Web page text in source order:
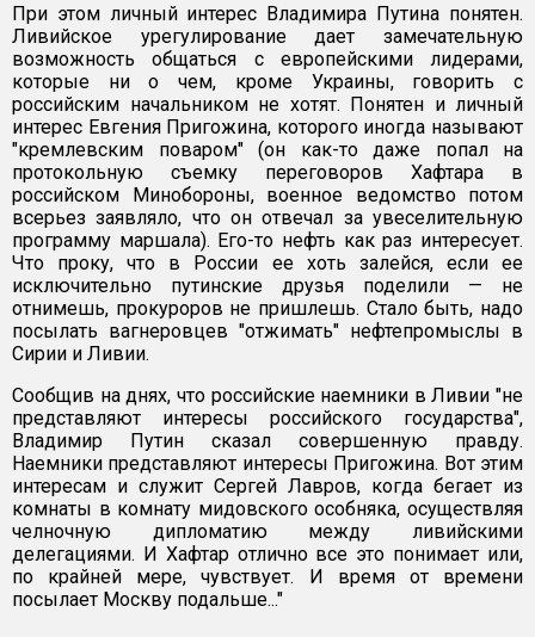
При этом личный интерес Владимира Путина понятен.
Ливийское урегулирование дает замечательную
возможность общаться с европейскими лидерами,
которые ни о чем, кроме Украины, говорить с
российским начальником не хотят. Понятен и личный
интерес Евгения Пригожина, которого иногда называют
"кремлевским поваром" (он как-то даже попал на
протокольную съемку переговоров Хафтара в
российском Минобороны, военное ведомство потом
всерьез заявляло, что он отвечал за увеселительную
программу маршала). Его-то нефть как раз интересует.
Что проку, что в России ее хоть залейся, если ее
исключительно путинские друзья поделили — не
отнимешь, прокуроров не пришлешь. Стало быть, надо
посылать вагнеровцев "отжимать" нефтепромыслы в
Сирии и Ливии.
Сообщив на днях, что российские наемники в Ливии "не
представляют интересы российского государства",
Владимир Путин сказал совершенную правду.
Наемники представляют интересы Пригожина. Вот этим
интересам и служит Сергей Лавров, когда бегает из
комнаты в комнату мидовского особняка, осуществляя
челночную дипломатию между ливийскими
делегациями. И Хафтар отлично все это понимает или,
по крайней мере, чувствует. И время от времени
посылает Москву подальше..."